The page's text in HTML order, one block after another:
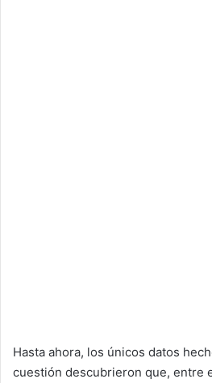
Hasta ahora, los únicos datos
cuestión descubrieron que, entre